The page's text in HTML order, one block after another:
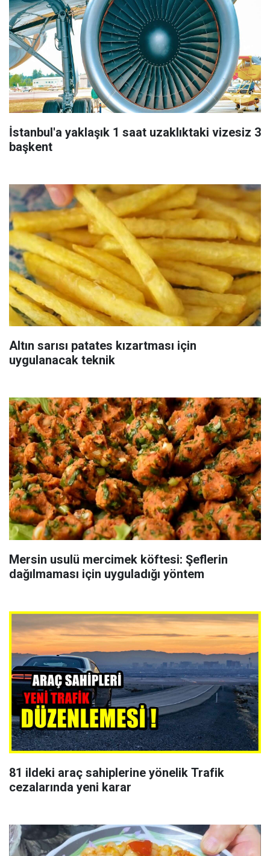
İstanbul'a yaklaşık 1 saat uzaklıktaki vizesiz 3
başkent
Altın sarısı patates kızartması için
uygulanacak teknik
Mersin usulü mercimek köftesi: Şeflerin
dağılmaması için uyguladığı yöntem
81 ildeki araç sahiplerine yönelik Trafik
cezalarında yeni karar